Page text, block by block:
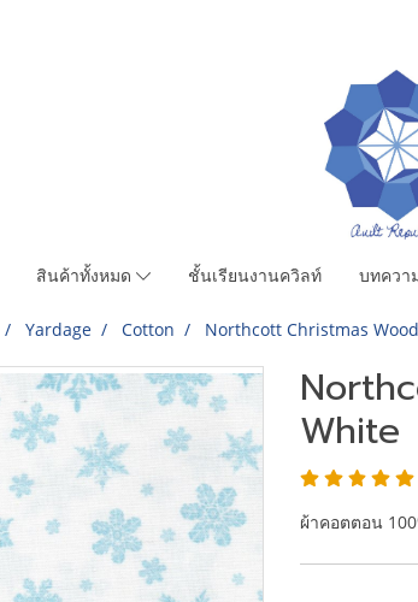
สินค้าทั้งหมด ชั้นเรียนงานควิลท์ บทคว
Yardage Cotton Northcott Christmas
White
ผ้าคอตตอน